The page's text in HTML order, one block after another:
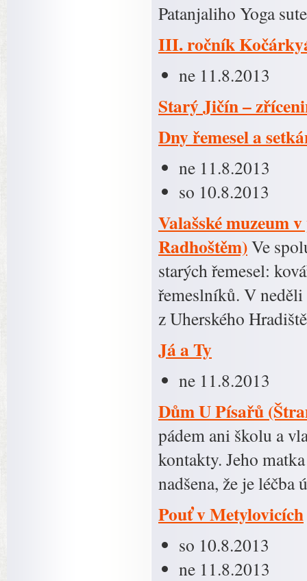
Patanjaliho Yoga
III. ročník
ne 11.8.2013
Starý Jičín –
Dny řemesel a
ne 11.8.2013
so 10.8.2013
Valašské muzeum
Radhoštěm)Ve
starých řemesel:
řemeslníků. V
z Uherského
Já a Ty
ne 11.8.2013
Dům U Písařů
pádem ani školu a
kontakty. Jeho
nadšena, že je léčba
Pouť v Metylovicích
so 10.8.2013
ne 11.8.2013